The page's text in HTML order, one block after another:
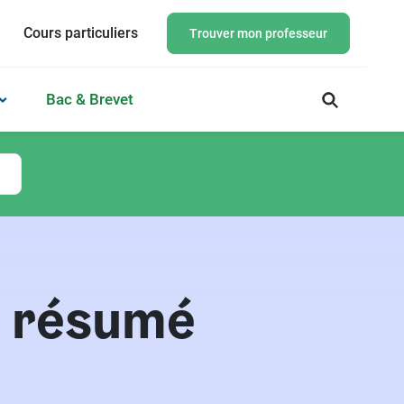
Cours particuliers Trouver mon professeur
Bac & Brevet